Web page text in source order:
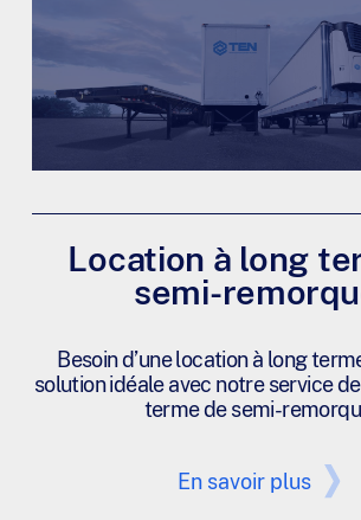
Location à long
semi-
Besoin d’une location à long
solution idéale avec notre service
terme de semi-
En savoir plus